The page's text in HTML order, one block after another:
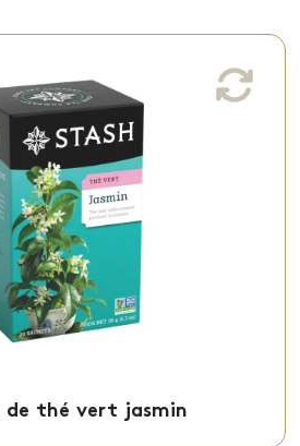
de thé vert jasmin
Sachets de thé vert jasmin
à la saveur délicate
est offert en sachets
Sachets - 50-01175